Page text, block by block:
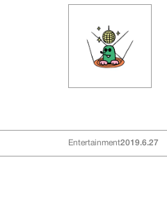
Entertainment2019.6.27